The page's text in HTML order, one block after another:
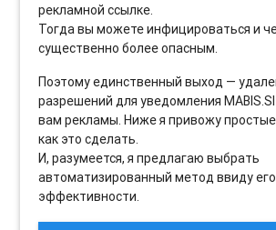
рекламной ссылке.
Тогда вы можете инфицироваться и
существенно более опасным.
Поэтому единственный выход —
разрешений для уведомления
вам рекламы. Ниже я привожу простые
как это сделать.
И, разумеется, я предлагаю выбрать
автоматизированный метод ввиду
эффективности.